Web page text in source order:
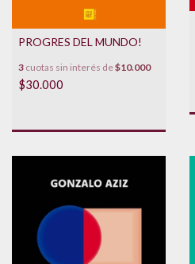
PROGRES DEL MUNDO!
3 cuotas sin interés de$10.000
$30.000